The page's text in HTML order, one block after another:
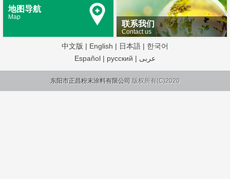
联系我们
Contact us
地图导航
Map
中文版 | English | 日本語 | 한국어
Español | русский | عربى
东阳市正昌粉末涂料有限公司 版权所有(C)2020